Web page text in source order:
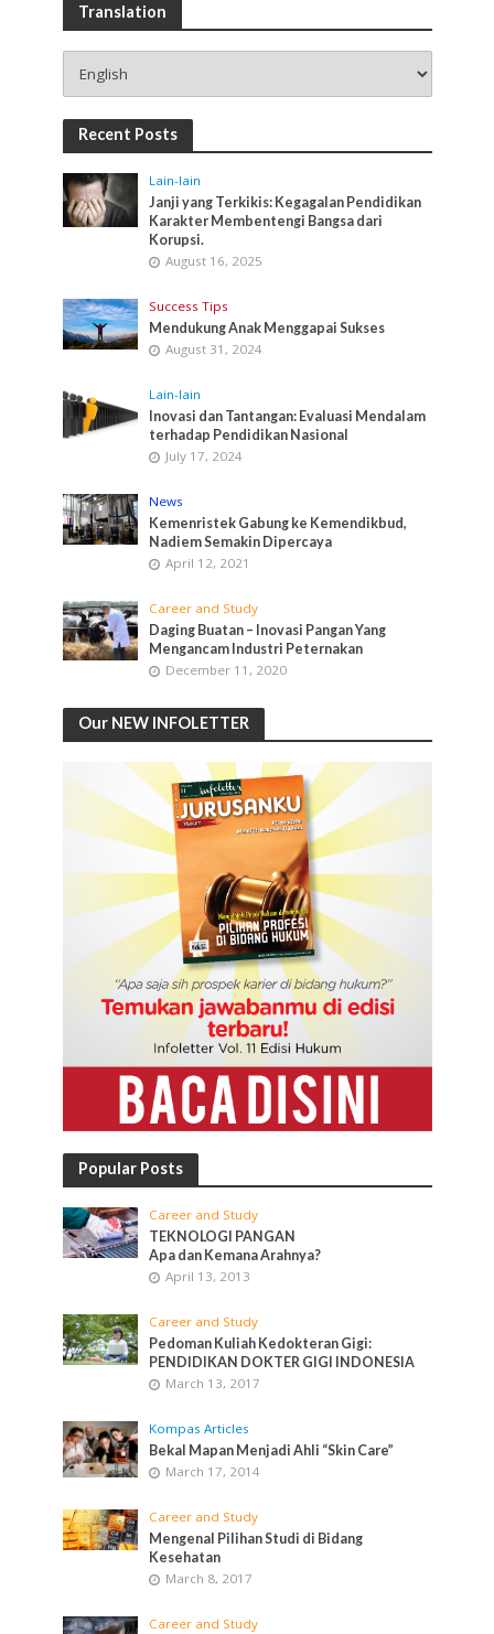
Translation
Recent Posts
Lain-lain
Janji yang Terkikis: Kegagalan Pendidikan
Karakter Membentengi Bangsa dari
Korupsi.
August 16, 2025
Success Tips
Mendukung Anak Menggapai Sukses
August 31, 2024
Lain-lain
Inovasi dan Tantangan: Evaluasi Mendalam
terhadap Pendidikan Nasional
July 17, 2024
News
Kemenristek Gabung ke Kemendikbud,
Nadiem Semakin Dipercaya
April 12, 2021
Career and Study
Daging Buatan – Inovasi Pangan Yang
Mengancam Industri Peternakan
December 11, 2020
Our NEW INFOLETTER
Popular Posts
Career and Study
TEKNOLOGI PANGAN
Apa dan Kemana Arahnya?
April 13, 2013
Career and Study
Pedoman Kuliah Kedokteran Gigi:
PENDIDIKAN DOKTER GIGI INDONESIA
March 13, 2017
Kompas Articles
Bekal Mapan Menjadi Ahli “Skin Care”
March 17, 2014
Career and Study
Mengenal Pilihan Studi di Bidang
Kesehatan
March 8, 2017
Career and Study